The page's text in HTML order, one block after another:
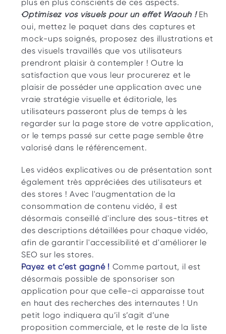
plus en plus conscients de ces aspects.
Optimisez vos visuels pour un effet Waouh ! Eh
oui, mettez le paquet dans des captures et
mock-ups soignés, proposez des illustrations et
des visuels travaillés que vos utilisateurs
prendront plaisir à contempler ! Outre la
satisfaction que vous leur procurerez et le
plaisir de posséder une application avec une
vraie stratégie visuelle et éditoriale, les
utilisateurs passeront plus de temps à les
regarder sur la page store de votre application,
or le temps passé sur cette page semble être
valorisé dans le référencement.
Les vidéos explicatives ou de présentation sont
également très appréciées des utilisateurs et
des stores ! Avec l'augmentation de la
consommation de contenu vidéo, il est
désormais conseillé d'inclure des sous-titres et
des descriptions détaillées pour chaque vidéo,
afin de garantir l'accessibilité et d'améliorer le
SEO sur les stores.
Payez et c’est gagné ! Comme partout, il est
désormais possible de sponsoriser son
application pour que celle-ci apparaisse tout
en haut des recherches des internautes ! Un
petit logo indiquera qu’il s’agit d’une
proposition commerciale, et le reste de la liste